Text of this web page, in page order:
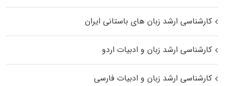
کارشناسی ارشد زبان‌ های باستانی ایران
کارشناسی ارشد زبان و ادبیات اردو
کارشناسی ارشد زبان و ادبیات فارسی